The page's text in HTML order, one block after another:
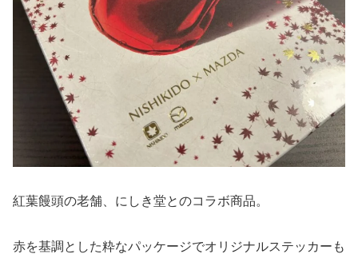
紅葉饅頭の老舗、にしき堂とのコラボ商品。
赤を基調とした粋なパッケージでオリジナルステッカーも